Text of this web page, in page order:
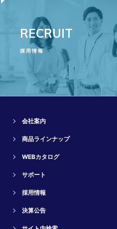
RECRUIT
採用情報
会社案内
商品ラインナップ
WEBカタログ
サポート
採用情報
決算公告